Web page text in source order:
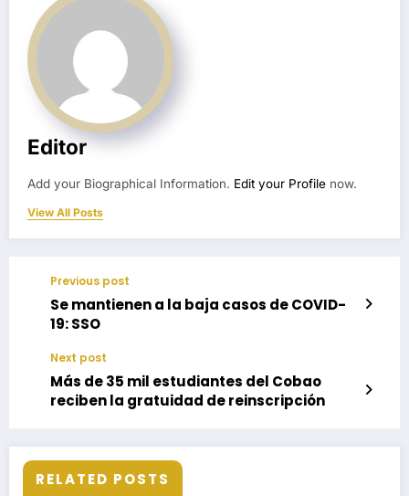
Editor
Add your Biographical Information. Edit your Profile now.
View All Posts
Previous post
Se mantienen a la baja casos de COVID-
19: SSO
Next post
Más de 35 mil estudiantes del Cobao
reciben la gratuidad de reinscripción
RELATED POSTS